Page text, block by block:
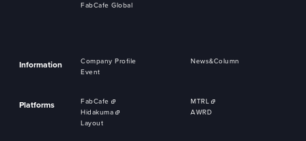
FabCafe Global
Information Company Profile
News&Column
Event
Platforms FabCafe
MTRL
Hidakuma
AWRD
Layout